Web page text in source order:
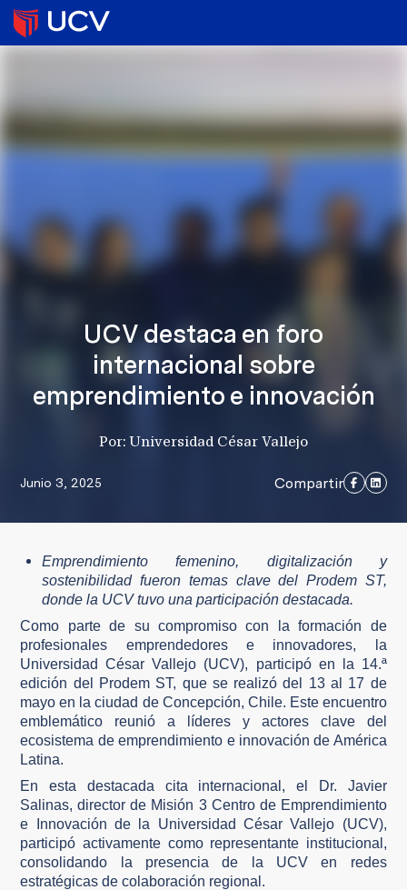
UCV destaca en foro
internacional sobre
emprendimiento e innovación
Por: Universidad César Vallejo
Junio 3, 2025 Compartir
Emprendimiento femenino, digitalización y
sostenibilidad fueron temas clave del Prodem ST,
donde la UCV tuvo una participación destacada.
Como parte de su compromiso con la formación de
profesionales emprendedores e innovadores, la
Universidad César Vallejo (UCV), participó en la 14.ª
edición del Prodem ST, que se realizó del 13 al 17 de
mayo en la ciudad de Concepción, Chile. Este encuentro
emblemático reunió a líderes y actores clave del
ecosistema de emprendimiento e innovación de América
Latina.
En esta destacada cita internacional, el Dr. Javier
Salinas, director de Misión 3 Centro de Emprendimiento
e Innovación de la Universidad César Vallejo (UCV),
participó activamente como representante institucional,
consolidando la presencia de la UCV en redes
estratégicas de colaboración regional.